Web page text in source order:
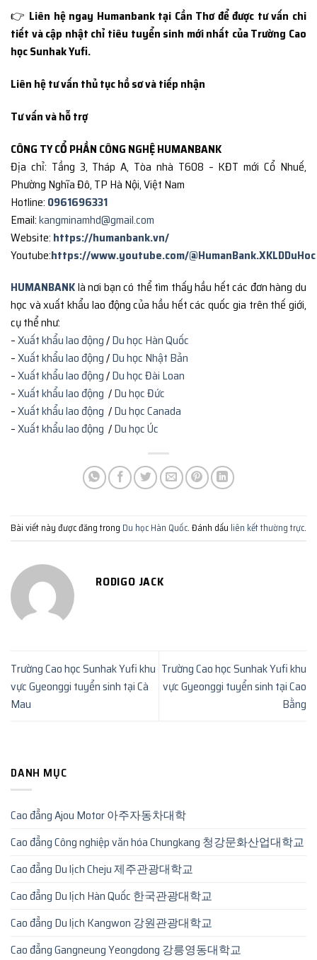
👉 Liên hệ ngay Humanbank tại Cần Thơ để được tư vấn chi
tiết và cập nhật chỉ tiêu tuyển sinh mới nhất của Trường Cao
học Sunhak Yufi.
Liên hệ tư vấn thủ tục hồ sơ và tiếp nhận
Tư vấn và hỗ trợ
CÔNG TY CỔ PHẦN CÔNG NGHỆ HUMANBANK
Địa chỉ: Tầng 3, Tháp A, Tòa nhà T608 – KĐT mới Cổ Nhuế,
Phường Nghĩa Đô, TP Hà Nội, Việt Nam
Hotline: 0961696331
Email:kangminamhd@gmail.com
Website: https://humanbank.vn/
Youtube:https://www.youtube.com/@HumanBank.XKLDDuHoc
HUMANBANKlà nơi bạn có thể tìm thấy hầu hết các đơn hàng du
học và xuất khẩu lao động của hầu hết các quốc gia trên thế giới,
cụ thể như:
–Xuất khẩu lao động/Du học Hàn Quốc
–Xuất khẩu lao động/Du học Nhật Bản
–Xuất khẩu lao động/Du học Đài Loan
–Xuất khẩu lao động /Du học Đức
–Xuất khẩu lao động /Du học Canada
–Xuất khẩu lao động /Du học Úc
Bài viết này được đăng trong Du học Hàn Quốc. Đánh dấu liên kết thường trực.
RODIGO JACK
Trường Cao học Sunhak Yufi khu
vực Gyeonggi tuyển sinh tại Cà
Mau
Trường Cao học Sunhak Yufi khu
vực Gyeonggi tuyển sinh tại Cao
Bằng
DANH MỤC
Cao đẳng Ajou Motor 아주자동차대학
Cao đẳng Công nghiệp văn hóa Chungkang 청강문화산업대학교
Cao đẳng Du lịch Cheju 제주관광대학교
Cao đẳng Du lịch Hàn Quốc 한국관광대학교
Cao đẳng Du lịch Kangwon 강원관광대학교
Cao đẳng Gangneung Yeongdong 강릉영동대학교